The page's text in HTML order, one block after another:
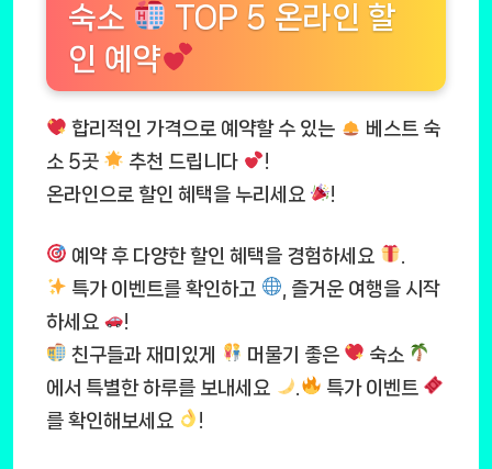
숙소
TOP 5 온라인 할
인 예약
합리적인 가격으로 예약할 수 있는
베스트 숙
소 5곳
추천 드립니다
!
온라인으로 할인 혜택을 누리세요
!
예약 후 다양한 할인 혜택을 경험하세요
특가 이벤트를 확인하고
, 즐거운 여행을 시작
하세요
!
친구들과 재미있게
머물기 좋은
숙소
에서 특별한 하루를 보내세요
특가 이벤트
를 확인해보세요
!